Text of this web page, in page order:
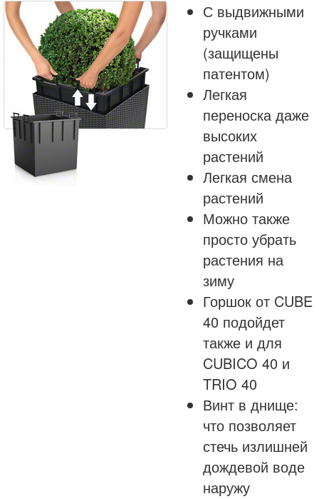
С выдвижными
ручками
(защищены
патентом)
Легкая
переноска даже
высоких
растений
Легкая смена
растений
Можно также
просто убрать
растения на
зиму
Горшок от CUBE
40 подойдет
также и для
CUBICO 40 и
TRIO 40
Винт в днище:
что позволяет
стечь излишней
дождевой воде
наружу